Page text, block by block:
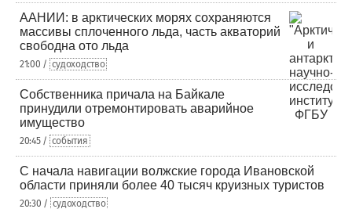
ААНИИ: в арктических морях сохраняются
массивы сплоченного льда, часть акваторий
свободна ото льда
21:00 / судоходство
Собственника причала на Байкале
принудили отремонтировать аварийное
имущество
20:45 / события
С начала навигации волжские города Ивановской
области приняли более 40 тысяч круизных туристов
20:30 / судоходство